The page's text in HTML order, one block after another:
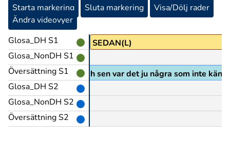
Starta markering Sluta markering
Visa/Dölj rader
Ändra videovyer
Glosa_DH S1
Glosa_NonDH S1
Översättning S1
Glosa_DH S2
Glosa_NonDH S2
Översättning S2
SEDAN(L)
och sen var det ju några som inte